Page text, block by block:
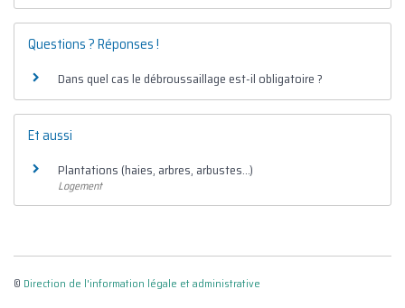
Questions ? Réponses !
Dans quel cas le débroussaillage est-il obligatoire ?
Et aussi
Plantations (haies, arbres, arbustes...)
Logement
© Direction de l'information légale et administrative